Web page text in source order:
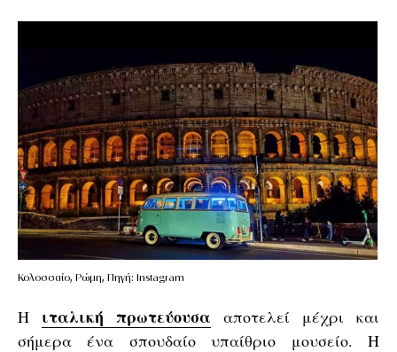
Κολοσσαίο, Ρώμη, Πηγή: Instagram
Η ιταλική πρωτεύουσα αποτελεί μέχρι και
σήμερα ένα σπουδαίο υπαίθριο μουσείο. Η